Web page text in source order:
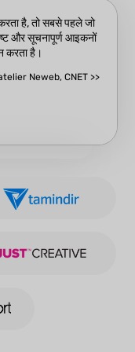
है, तो सबसे पहले जो
और सूचनापूर्ण आइकनों
करता है।
Neweb, CNET >>